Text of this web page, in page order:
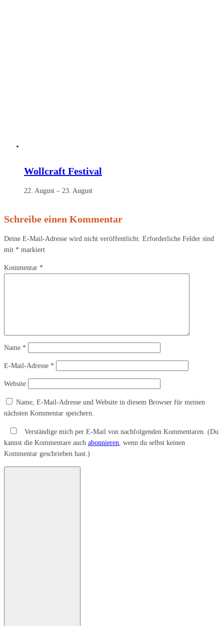
Wollcraft Festival
22. August – 23. August
Schreibe einen Kommentar
Deine E-Mail-Adresse wird nicht veröffentlicht. Erforderliche Felder sind
mit * markiert
Kommentar *
Name *
E-Mail-Adresse *
Website
Name, E-Mail-Adresse und Website in diesem Browser für meinen
nächsten Kommentar speichern.
Verständige mich per E-Mail von nachfolgenden Kommentaren. (Du
kannst die Kommentare auch abonnieren, wenn du selbst keinen
Kommentar geschrieben hast.)